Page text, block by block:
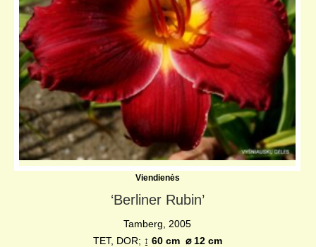
Viendienės
‘Berliner Rubin’
Tamberg, 2005
TET, DOR; ↨ 60 cm ⌀ 12 cm